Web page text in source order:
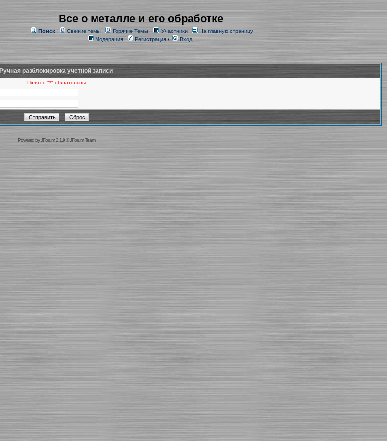
Все о металле и его обработке
Поиск Свежие темы Горячие Темы Участники
На главную страницу
Модерация
Регистрация/ Вход
Ручная разблокировка учетной записи
Поля со "*" обязательны
Powered byJForum 2.1.9©JForum Team